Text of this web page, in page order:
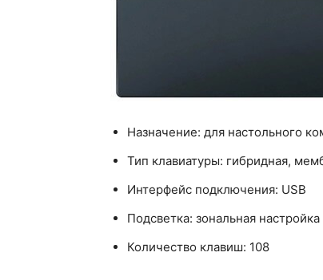
Назначение: для настольного
Тип клавиатуры: гибридная,
Интерфейс подключения: USB
Подсветка: зональная
Количество клавиш: 108